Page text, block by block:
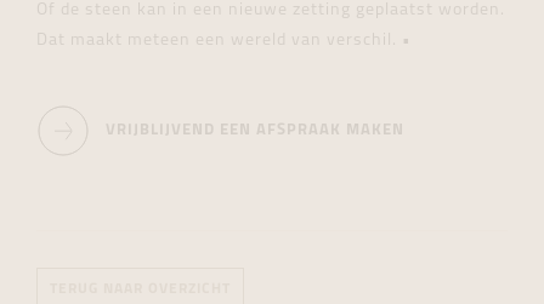
Of de steen kan in een nieuwe zetting geplaatst worden.
Dat maakt meteen een wereld van verschil. •
VRIJBLIJVEND EEN AFSPRAAK MAKEN